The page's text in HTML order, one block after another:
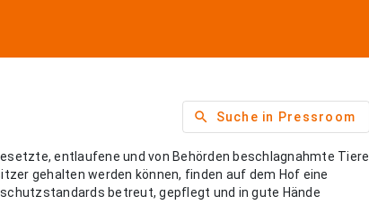
search Suche in Pressroom
entlaufene und von Behörden beschlagnahmte Tiere
gehalten werden können, finden auf dem Hof eine
betreut, gepflegt und in gute Hände